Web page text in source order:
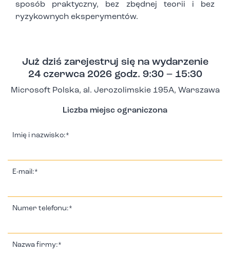
sposób praktyczny, bez zbędnej teorii i bez
ryzykownych eksperymentów.
Już dziś zarejestruj się na wydarzenie
24 czerwca 2026 godz. 9:30 – 15:30
Microsoft Polska, al. Jerozolimskie 195A, Warszawa
Liczba miejsc ograniczona
Imię i nazwisko:*
E-mail:*
Numer telefonu:*
Nazwa firmy:*